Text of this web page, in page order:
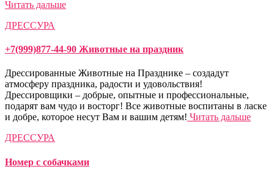
Читать дальше
ДРЕССУРА
+7(999)877-44-90 Животные на праздник
Дрессированные Животные на Празднике – создадут
атмосферу праздника, радости и удовольствия!
Дрессировщики – добрые, опытные и профессиональные,
подарят вам чудо и восторг! Все животные воспитаны в ласке
и добре, которое несут Вам и вашим детям! Читать дальше
ДРЕССУРА
Номер с собачками